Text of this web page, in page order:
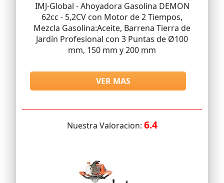
IMJ-Global - Ahoyadora Gasolina DEMON
62cc - 5,2CV con Motor de 2 Tiempos,
Mezcla Gasolina:Aceite, Barrena Tierra de
Jardín Profesional con 3 Puntas de Ø100
mm, 150 mm y 200 mm
VER MAS
Nuestra Valoracion: 6.4